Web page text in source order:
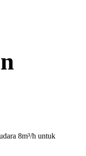
8m³/h untuk